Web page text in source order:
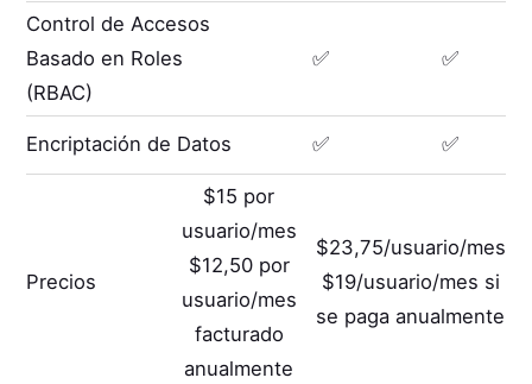
Control de Accesos
Basado en Roles
(RBAC)
✅ ✅
Encriptación de Datos ✅ ✅
Precios
$15 por
usuario/mes
$12,50 por
usuario/mes
facturado
anualmente
$23,75/usuario/mes
$19/usuario/mes si
se paga anualmente